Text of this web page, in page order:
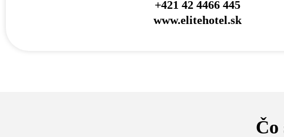
+421 42 4466 445
www.elitehotel.sk
Čo